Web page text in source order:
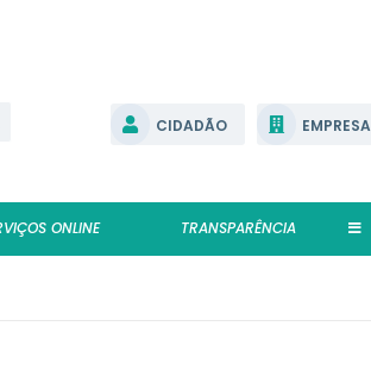
CIDADÃO EMPRESA
ONLINE TRANSPARÊNCIA